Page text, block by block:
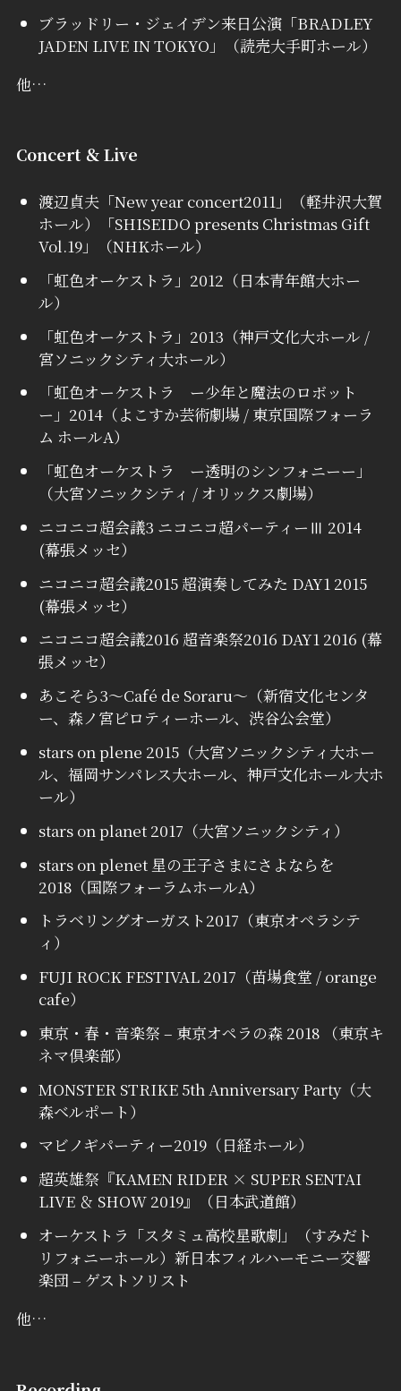
ブラッドリー・ジェイデン来日公演「BRADLEY
JADEN LIVE IN TOKYO」（読売大手町ホール）
他…
Concert ＆ Live
渡辺貞夫「New year concert2011」（軽井沢大賀
ホール）「SHISEIDO presents Christmas Gift
Vol.19」（NHKホール）
「虹色オーケストラ」2012（日本青年館大ホー
ル）
「虹色オーケストラ」2013（神戸文化大ホール /
宮ソニックシティ大ホール）
「虹色オーケストラ ー少年と魔法のロボット
ー」2014（よこすか芸術劇場 / 東京国際フォーラ
ム ホールA）
「虹色オーケストラ ー透明のシンフォニーー」
（大宮ソニックシティ / オリックス劇場）
ニコニコ超会議3 ニコニコ超パーティーⅢ 2014
(幕張メッセ）
ニコニコ超会議2015 超演奏してみた DAY1 2015
(幕張メッセ）
ニコニコ超会議2016 超音楽祭2016 DAY1 2016 (幕
張メッセ）
あこそら3～Café de Soraru～（新宿文化センタ
ー、森ノ宮ピロティーホール、渋谷公会堂）
stars on plene 2015（大宮ソニックシティ大ホー
ル、福岡サンパレス大ホール、神戸文化ホール大ホ
ール）
stars on planet 2017（大宮ソニックシティ）
stars on plenet 星の王子さまにさよならを
2018（国際フォーラムホールA）
トラベリングオーガスト2017（東京オペラシテ
ィ）
FUJI ROCK FESTIVAL 2017（苗場食堂 / orange
cafe）
東京・春・音楽祭 – 東京オペラの森 2018 （東京キ
ネマ倶楽部）
MONSTER STRIKE 5th Anniversary Party（大
森ベルポート）
マビノギパーティー2019（日経ホール）
超英雄祭『KAMEN RIDER × SUPER SENTAI
LIVE ＆ SHOW 2019』（日本武道館）
オーケストラ「スタミュ高校星歌劇」（すみだト
リフォニーホール）新日本フィルハーモニー交響
楽団 – ゲストソリスト
他…